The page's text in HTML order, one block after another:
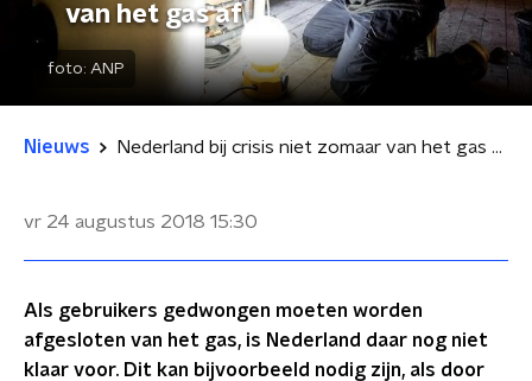
van het gas af
foto: ANP
Nieuws Nederland bij crisis niet zomaar van het gas af
vr 24 augustus 2018 15:30
Als gebruikers gedwongen moeten worden
afgesloten van het gas, is Nederland daar nog niet
klaar voor. Dit kan bijvoorbeeld nodig zijn, als door